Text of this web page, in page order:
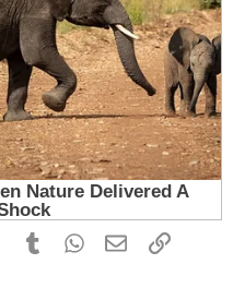
PinterestTumblrWhatsApp
EmailLink